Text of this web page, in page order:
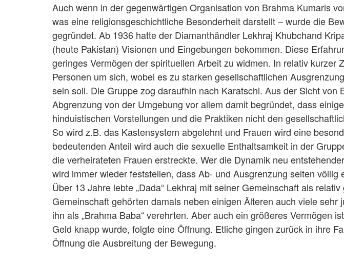
Auch wenn in der gegenwärtigen Organisation von Brahma Kumaris
was eine religionsgeschichtliche Besonderheit darstellt – wurde die
gegründet. Ab 1936 hatte der Diamanthändler Lekhraj Khubchand
(heute Pakistan) Visionen und Eingebungen bekommen. Diese
geringes Vermögen der spirituellen Arbeit zu widmen. In relativ kurzer
Personen um sich, wobei es zu starken gesellschaftlichen
sein soll. Die Gruppe zog daraufhin nach Karatschi. Aus der Sicht von
Abgrenzung von der Umgebung vor allem damit begründet, dass
hinduistischen Vorstellungen und die Praktiken nicht den
So wird z.B. das Kastensystem abgelehnt und Frauen wird eine
bedeutenden Anteil wird auch die sexuelle Enthaltsamkeit in der
die verheirateten Frauen erstreckte. Wer die Dynamik neu
wird immer wieder feststellen, dass Ab- und Ausgrenzung selten völlig
Über 13 Jahre lebte „Dada“ Lekhraj mit seiner Gemeinschaft als
Gemeinschaft gehörten damals neben einigen Älteren auch viele sehr
ihn als „Brahma Baba“ verehrten. Aber auch ein größeres Vermögen
Geld knapp wurde, folgte eine Öffnung. Etliche gingen zurück in ihre
Öffnung die Ausbreitung der Bewegung.